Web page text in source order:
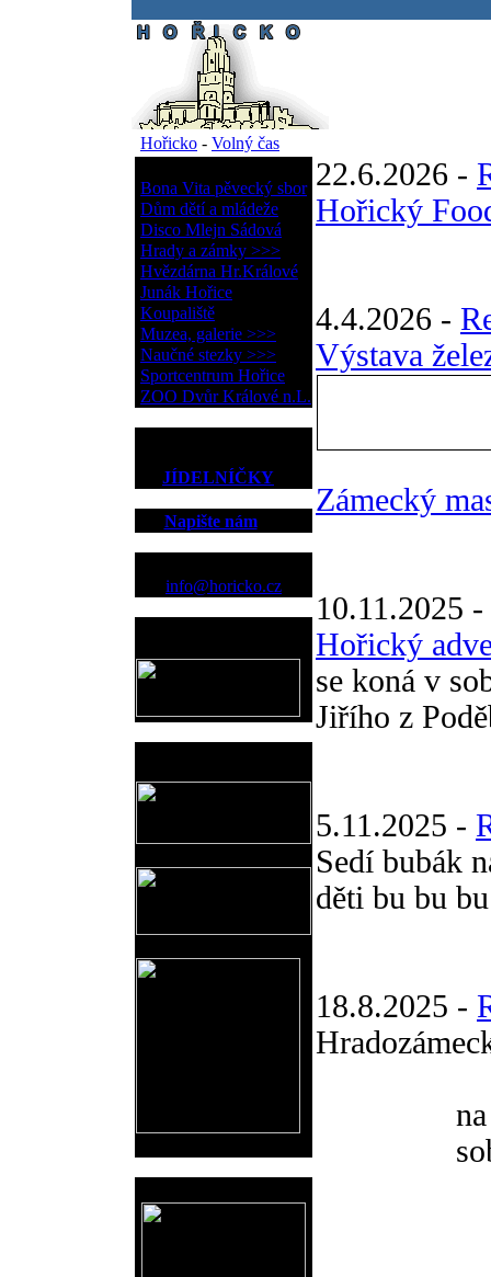
Hořicko - Volný čas
Bona Vita pěvecký sbor
Dům dětí a mládeže
Disco Mlejn Sádová
Hrady a zámky >>>
Hvězdárna Hr.Králové
Junák Hořice
Koupaliště
Muzea, galerie >>>
Naučné stezky >>>
Sportcentrum Hořice
ZOO Dvůr Králové n.L.
JÍDELNÍČKY
Napište nám
info@horicko.cz
22.6.2026 -
Hořický
4.4.2026 -
Výstava
Zámecký
10.11.2025 -
Hořický
se koná v
Jiřího z
5.11.2025 -
Sedí bubák
děti bu bu
18.8.2025 -